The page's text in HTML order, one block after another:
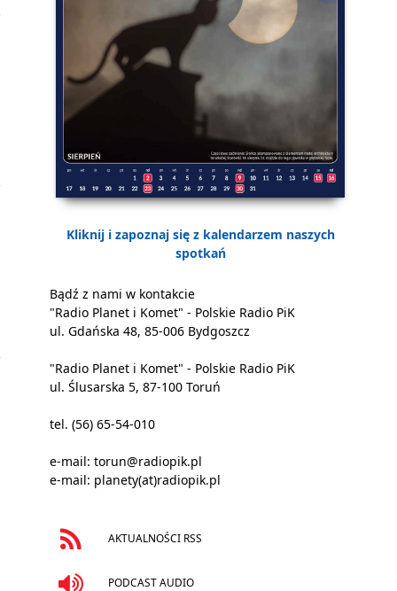
Kliknij i zapoznaj się z kalendarzem naszych
spotkań
Bądź z nami w kontakcie
"Radio Planet i Komet" - Polskie Radio PiK
ul. Gdańska 48, 85-006 Bydgoszcz
"Radio Planet i Komet" - Polskie Radio PiK
ul. Ślusarska 5, 87-100 Toruń
tel. (56) 65-54-010
e-mail: torun@radiopik.pl
e-mail: planety(at)radiopik.pl
AKTUALNOŚCI RSS
PODCAST AUDIO